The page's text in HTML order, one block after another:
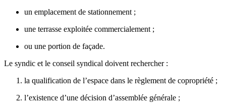
un emplacement de stationnement ;
une terrasse exploitée commercialement ;
ou une portion de façade.
Le syndic et le conseil syndical doivent rechercher :
la qualification de l’espace dans le règlement de copropriété ;
l’existence d’une décision d’assemblée générale ;